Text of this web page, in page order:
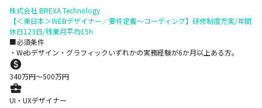
株式会社 BREXA Technology
【＜東日本＞WEBデザイナー／要件定義～コーディング】研修制度充実/年間
休日123日/残業月平均15h
■必須条件
・Webデザイン・グラフィックいずれかの実務経験が6か月以上ある方。
340万円〜500万円
UI・UXデザイナー